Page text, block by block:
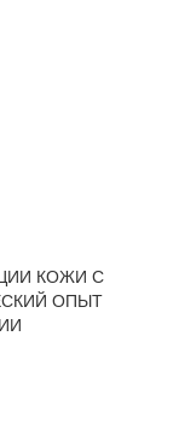
КОЖИ С
ОПЫТ